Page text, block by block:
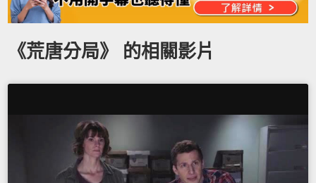
《荒唐分局》 的相關影片